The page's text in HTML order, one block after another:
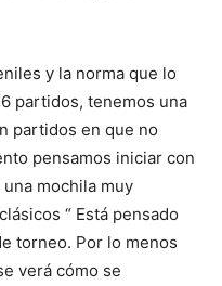
y la norma que lo
partidos, tenemos una
partidos en que no
pensamos iniciar con
mochila muy
“ Está pensado
torneo. Por lo menos
verá cómo se